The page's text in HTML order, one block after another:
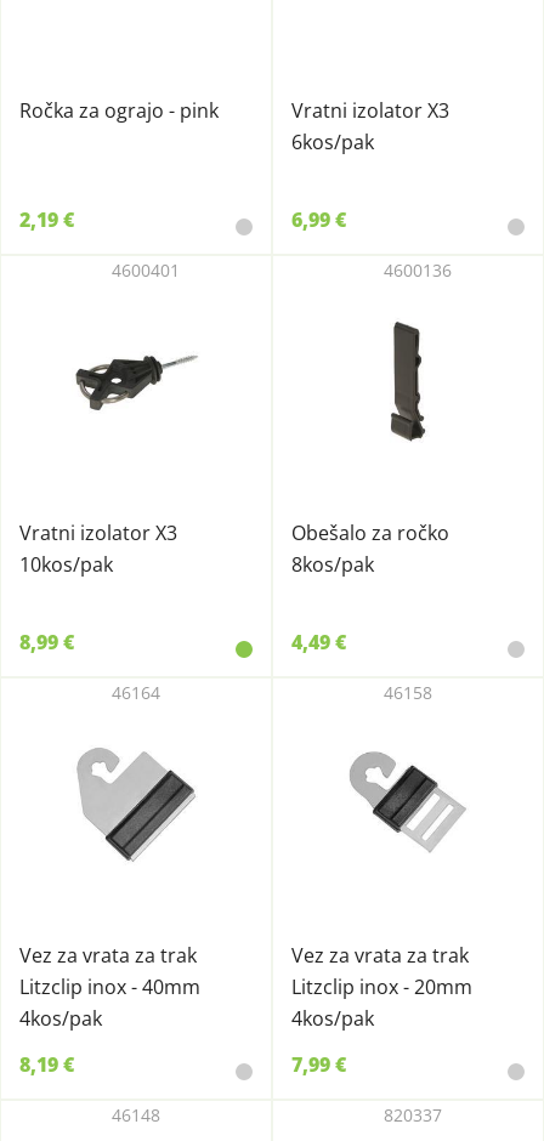
Ročka za ograjo - pink
2,19 €
Vratni izolator X3
6kos/pak
6,99 €
Vratni izolator X3
10kos/pak
4600401
8,99 €
Obešalo za ročko
8kos/pak
4600136
4,49 €
Vez za vrata za trak
Litzclip inox - 40mm
4kos/pak
46164
8,19 €
Vez za vrata za trak
Litzclip inox - 20mm
4kos/pak
46158
7,99 €
46148 820337